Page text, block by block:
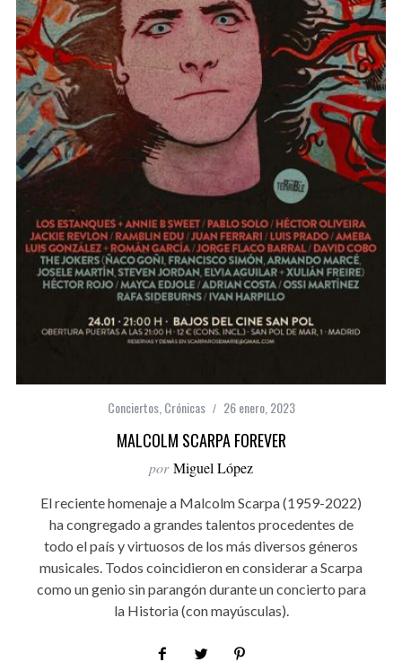
Conciertos, Crónicas 26 enero, 2023
MALCOLM SCARPA FOREVER
por Miguel López
El reciente homenaje a Malcolm Scarpa (1959-2022)
ha congregado a grandes talentos procedentes de
todo el país y virtuosos de los más diversos géneros
musicales. Todos coincidieron en considerar a Scarpa
como un genio sin parangón durante un concierto para
la Historia (con mayúsculas).